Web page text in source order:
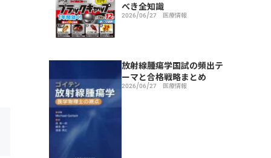
べき全知識
2026/06/27 医療情報
放射線腫瘍学国試の頻出テ
ーマと合格戦略まとめ
2026/06/27 医療情報